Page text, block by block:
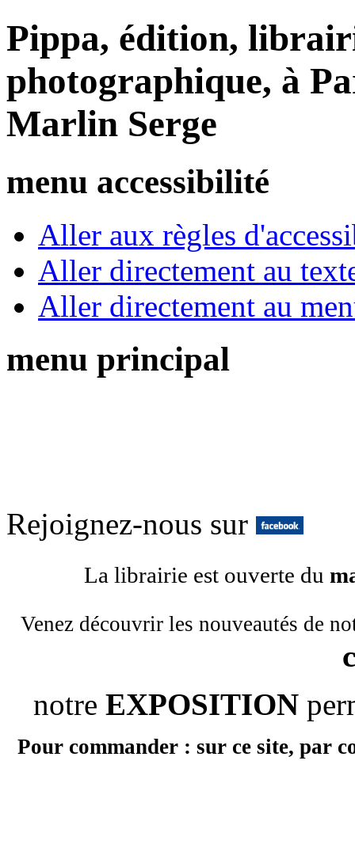
Pippa, édition,
photographique, à
Marlin Serge
menu accessibilité
Aller aux règles
Aller directement au
Aller directement au
menu principal
Rejoignez-nous sur
La librairie est ouverte du
Venez découvrir les nouveautés de
notre EXPOSITION
Pour commander : sur ce site, par